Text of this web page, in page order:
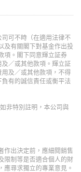
可不時（在適用法律不
及有關閣下對基金作出投
項。閣下同意輝立証券
／或其他款項。輝立証
及／或其他款項，不得
有的誠信責任或衡平法
非特別註明，本公司與
作出決定前，應細閱銷售
限制等是否適合個人的財
應尋求獨立的專業意見。